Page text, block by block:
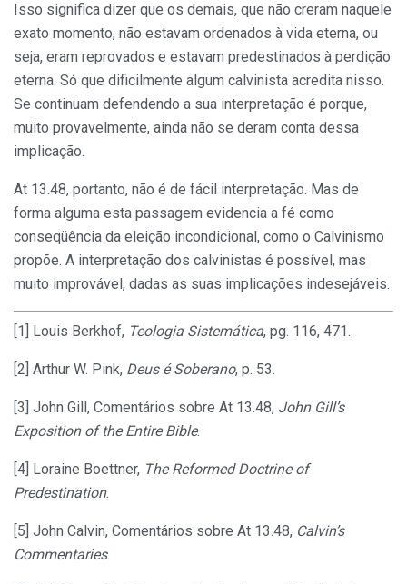
Isso significa dizer que os demais, que não creram naquele
exato momento, não estavam ordenados à vida eterna, ou
seja, eram reprovados e estavam predestinados à perdição
eterna. Só que dificilmente algum calvinista acredita nisso.
Se continuam defendendo a sua interpretação é porque,
muito provavelmente, ainda não se deram conta dessa
implicação.
At 13.48, portanto, não é de fácil interpretação. Mas de
forma alguma esta passagem evidencia a fé como
conseqüência da eleição incondicional, como o Calvinismo
propõe. A interpretação dos calvinistas é possível, mas
muito improvável, dadas as suas implicações indesejáveis.
[1] Louis Berkhof, Teologia Sistemática, pg. 116, 471.
[2] Arthur W. Pink, Deus é Soberano, p. 53.
[3] John Gill, Comentários sobre At 13.48, John Gill’s
Exposition of the Entire Bible.
[4] Loraine Boettner, The Reformed Doctrine of
Predestination.
[5] John Calvin, Comentários sobre At 13.48, Calvin’s
Commentaries.